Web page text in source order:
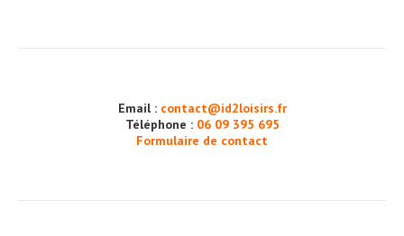
Email : contact@id2loisirs.fr
Téléphone : 06 09 395 695
Formulaire de contact